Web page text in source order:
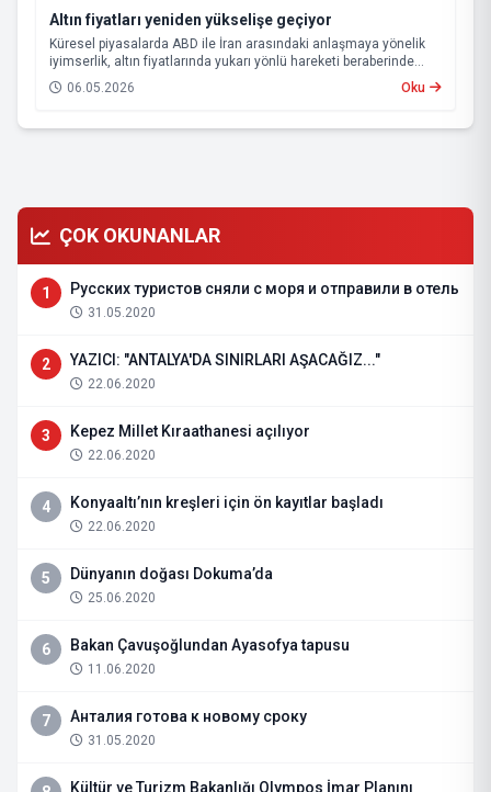
Altın fiyatları yeniden yükselişe geçiyor
Küresel piyasalarda ABD ile İran arasındaki anlaşmaya yönelik
iyimserlik, altın fiyatlarında yukarı yönlü hareketi beraberinde
getirdi.
06.05.2026 Oku
ÇOK OKUNANLAR
1 Русских туристов сняли с моря и отправили в отель
31.05.2020
2 YAZICI: "ANTALYA'DA SINIRLARI AŞACAĞIZ..."
22.06.2020
3 Kepez Millet Kıraathanesi açılıyor
22.06.2020
4 Konyaaltı’nın kreşleri için ön kayıtlar başladı
22.06.2020
5 Dünyanın doğası Dokuma’da
25.06.2020
6 Bakan Çavuşoğlundan Ayasofya tapusu
11.06.2020
7 Анталия готова к новому сроку
31.05.2020
Kültür ve Turizm Bakanlığı Olympos İmar Planını